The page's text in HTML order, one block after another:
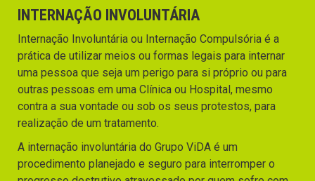
INTERNAÇÃO INVOLUNTÁRIA
Internação Involuntária ou Internação Compulsória é a
prática de utilizar meios ou formas legais para internar
uma pessoa que seja um perigo para si próprio ou para
outras pessoas em uma Clínica ou Hospital, mesmo
contra a sua vontade ou sob os seus protestos, para
realização de um tratamento.
A internação involuntária do Grupo ViDA é um
procedimento planejado e seguro para interromper o